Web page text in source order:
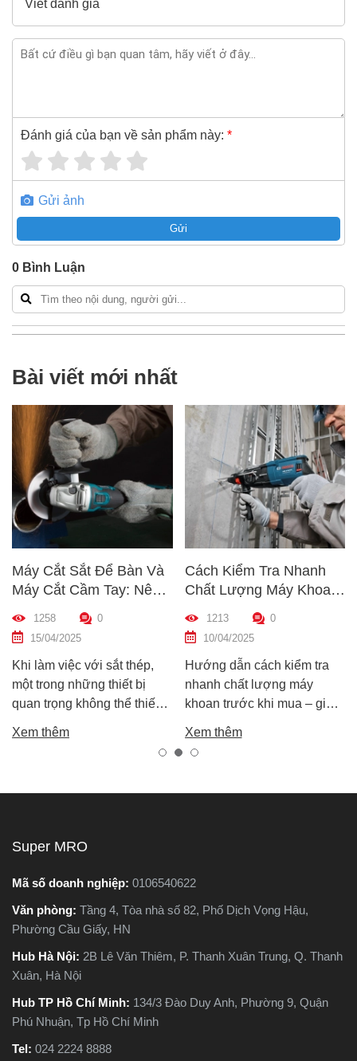
Viết đánh giá
Đánh giá của bạn về sản phẩm này: *
Gửi ảnh
Gửi
0 Bình Luận
Bài viết mới nhất
Cắt Sắt Để Bàn Và
Cắt Cầm Tay: Nên
Loại Nào Phù Hợp
1258
04/2025
việc với sắt thép,
trong những thiết bị
trọng không thể thiếu
trên thị trường hiện
này, Super MRO sẽ
bạn hiểu rõ sự khác
và tư vấn chọn lựa
máy phù hợp nhất với
cầu sử dụng thực tế.
thêm
Cách Kiểm Tra Nhanh
Chất Lượng Máy Khoan
Trước Khi Mua – Hướng
Dẫn Chi Tiết Cho Người
1213
10/04/2025
Hướng dẫn cách kiểm tra
nhanh chất lượng máy
khoan trước khi mua – giúp
tốt, bền, hoạt động ổn định,
tránh hàng giả, hàng kém
Xem thêm
5
giúp
Super MRO
Mã số doanh nghiệp: 0106540622
Văn phòng: Tầng 4, Tòa nhà số 82, Phố Dịch Vọng Hậu,
Phường Cầu Giấy, HN
Hub Hà Nội: 2B Lê Văn Thiêm, P. Thanh Xuân Trung, Q. Thanh
Xuân, Hà Nội
Hub TP Hồ Chí Minh: 134/3 Đào Duy Anh, Phường 9, Quận
Phú Nhuận, Tp Hồ Chí Minh
Tel: 024 2224 8888